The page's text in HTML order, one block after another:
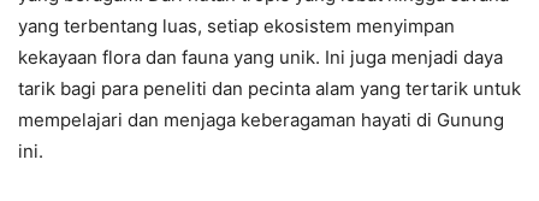
yang terbentang luas, setiap ekosistem menyimpan
kekayaan flora dan fauna yang unik. Ini juga menjadi daya
tarik bagi para peneliti dan pecinta alam yang tertarik untuk
mempelajari dan menjaga keberagaman hayati di Gunung
ini.